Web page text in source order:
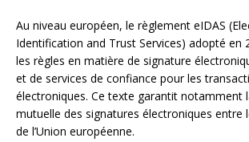
Au niveau européen, le règlement eIDAS
Identification and Trust Services) adopté en
les règles en matière de signature
et de services de confiance pour les
électroniques. Ce texte garantit notamment
mutuelle des signatures électroniques entre
de l’Union européenne.